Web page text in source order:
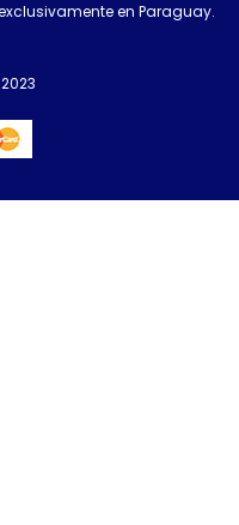
en Paraguay.